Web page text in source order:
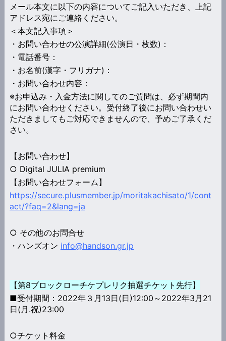
メール本文に以下の内容についてご記入いただき、上記
アドレス宛にご連絡ください。
＜本文記入事項＞
・お問い合わせの公演詳細(公演日・枚数)：
・電話番号：
・お名前(漢字・フリガナ)：
・お問い合わせ内容：
※お申込み・入金方法に関してのご質問は、必ず期間内
にお問い合わせください。受付終了後にお問い合わせい
ただきましてもご対応できませんので、予めご了承くだ
さい。
【お問い合わせ】
○ Digital JULIA premium
【お問い合わせフォーム】
https://secure.plusmember.jp/moritakachisato/1/cont
act/?faq=2&lang=ja
○ その他のお問合せ
・ハンズオン info@handson.gr.jp
【第8ブロックローチケプレリク抽選チケット先行】
■受付期間：2022年３月13日(日)12:00～2022年3月21
日(月.祝)23:00
○チケット料金